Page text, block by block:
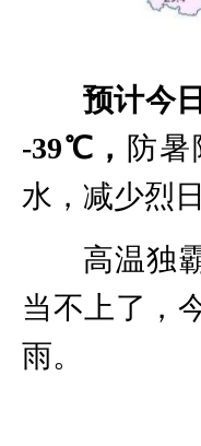
预计今
-39℃， 防
水，减少烈
高温独
当不上了，
雨。